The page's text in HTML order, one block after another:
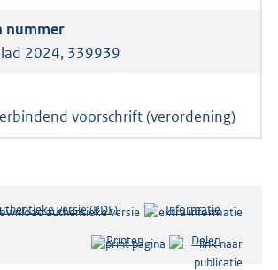
2024, 339939
voorschrift (verordening)
versie (PDF)b
s
Informatie
Printen Delen